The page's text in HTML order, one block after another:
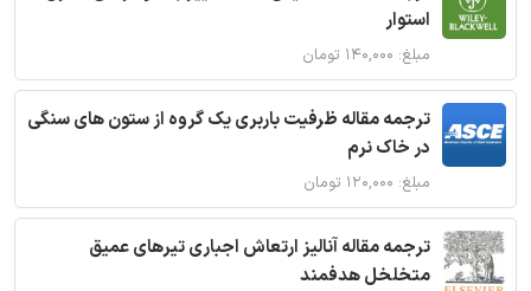
استوار
مبلغ: ۱۴۰,۰۰۰ تومان
ترجمه مقاله ظرفیت باربری یک گروه از ستون های سنگی
در خاک نرم
مبلغ: ۱۲۰,۰۰۰ تومان
ترجمه مقاله آنالیز ارتعاش اجباری تیرهای عمیق
متخلخل هدفمند